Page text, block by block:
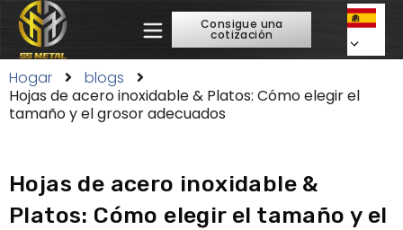
Consigue una
cotización
Hogar
blogs
Hojas de acero inoxidable & Platos: Cómo elegir el
tamaño y el grosor adecuados
Hojas de acero inoxidable &
Platos: Cómo elegir el tamaño y el